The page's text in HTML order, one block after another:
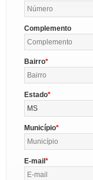
Complemento
Bairro
Estado
MS
Município
E-mail